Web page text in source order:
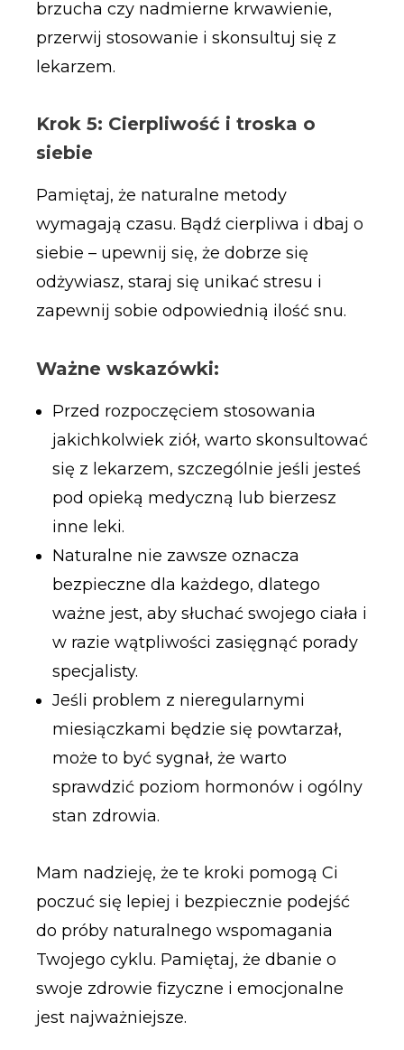
brzucha czy nadmierne krwawienie,
przerwij stosowanie i skonsultuj się z
lekarzem.
Krok 5: Cierpliwość i troska o
siebie
Pamiętaj, że naturalne metody
wymagają czasu. Bądź cierpliwa i dbaj o
siebie – upewnij się, że dobrze się
odżywiasz, staraj się unikać stresu i
zapewnij sobie odpowiednią ilość snu.
Ważne wskazówki:
Przed rozpoczęciem stosowania
jakichkolwiek ziół, warto skonsultować
się z lekarzem, szczególnie jeśli jesteś
pod opieką medyczną lub bierzesz
inne leki.
Naturalne nie zawsze oznacza
bezpieczne dla każdego, dlatego
ważne jest, aby słuchać swojego ciała i
w razie wątpliwości zasięgnąć porady
specjalisty.
Jeśli problem z nieregularnymi
miesiączkami będzie się powtarzał,
może to być sygnał, że warto
sprawdzić poziom hormonów i ogólny
stan zdrowia.
Mam nadzieję, że te kroki pomogą Ci
poczuć się lepiej i bezpiecznie podejść
do próby naturalnego wspomagania
Twojego cyklu. Pamiętaj, że dbanie o
swoje zdrowie fizyczne i emocjonalne
jest najważniejsze.